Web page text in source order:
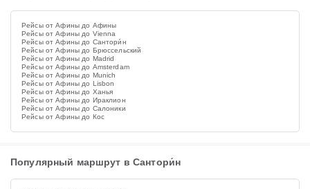
Рейсы от Афины до Афины
Рейсы от Афины до Vienna
Рейсы от Афины до Сантори́н
Рейсы от Афины до Брюссельский
Рейсы от Афины до Madrid
Рейсы от Афины до Amsterdam
Рейсы от Афины до Munich
Рейсы от Афины до Lisbon
Рейсы от Афины до Ханья
Рейсы от Афины до Ираклион
Рейсы от Афины до Салоники
Рейсы от Афины до Кос
Популярный маршрут в Сантори́н